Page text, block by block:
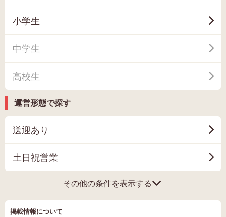
小学生
中学生
高校生
運営形態で探す
送迎あり
土日祝営業
その他の条件を表示する
掲載情報について